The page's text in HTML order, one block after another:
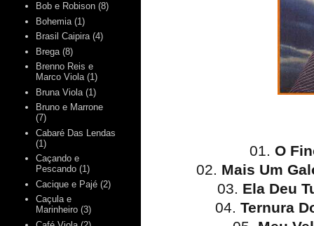
01. O
02. Mais Um
03. Ela Deu
04. Ternura
Bob e Robison (8)
Bohemia (1)
Brasil Caipira (4)
Brega (8)
Brenno Reis e
Marco Viola (1)
Bruna Viola (1)
Bruno e Marrone
(7)
Cabaré Das Lendas
(1)
Caçando e
Pescando (1)
Cacique e Pajé (2)
Caçula e
Marinheiro (3)